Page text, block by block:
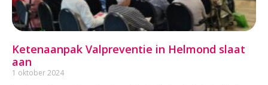
Ketenaanpak Valpreventie in Helmond slaat
aan
1 oktober 2024